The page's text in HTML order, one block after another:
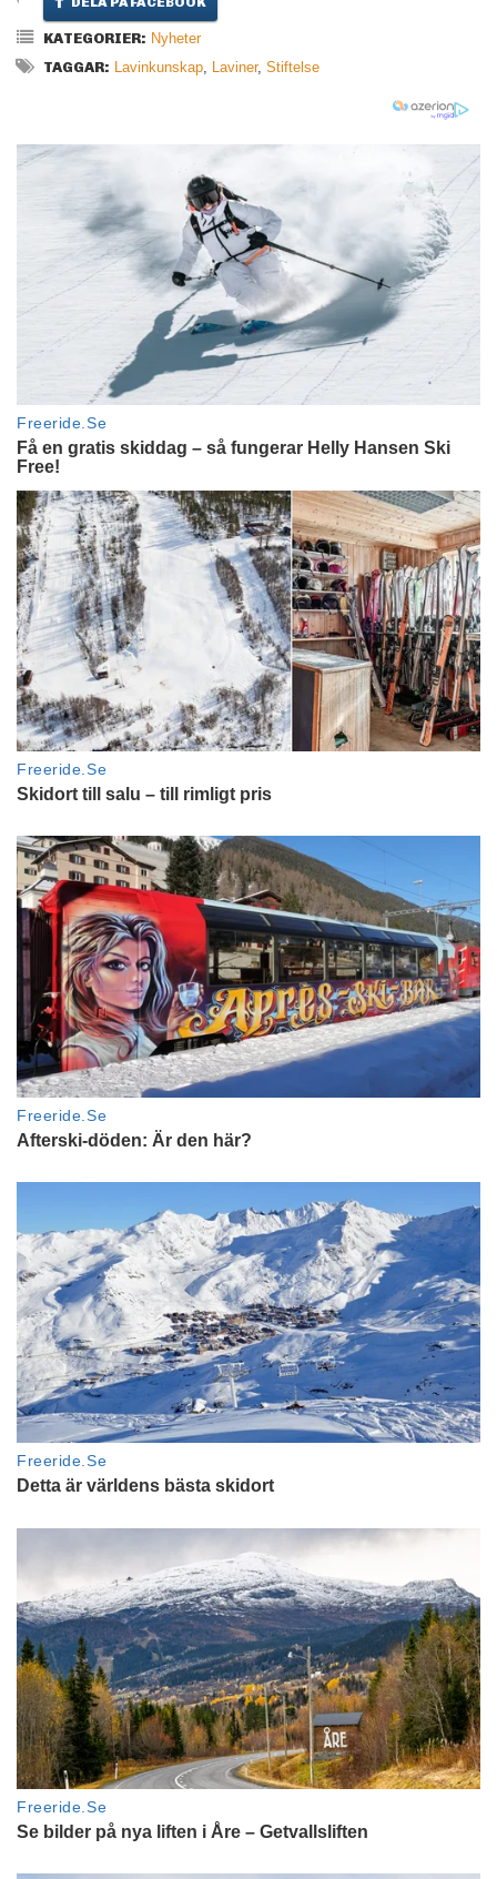
KATEGORIER: Nyheter
TAGGAR: Lavinkunskap Laviner, Stiftelse